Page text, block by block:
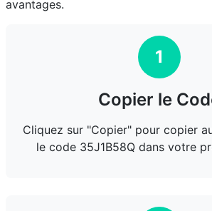
avantages.
1
Copier le
Cliquez sur "Copier" pour copier
le code 35J1B58Q dans votre